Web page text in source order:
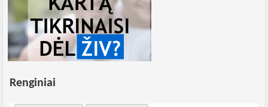
Renginiai